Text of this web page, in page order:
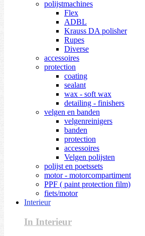
polijstmachines
Flex
ADBL
Krauss DA polisher
Rupes
Diverse
accessoires
protection
coating
sealant
wax - soft wax
detailing - finishers
velgen en banden
velgenreinigers
banden
protection
accessoires
Velgen polijsten
polijst en poetssets
motor - motorcompartiment
PPF ( paint protection film)
fiets/motor
Interieur
In Interieur